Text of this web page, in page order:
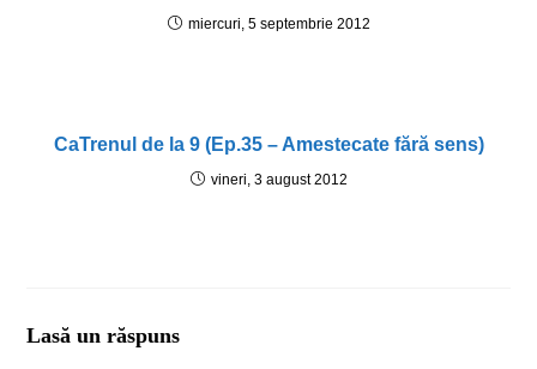
miercuri, 5 septembrie 2012
CaTrenul de la 9 (Ep.35 – Amestecate fără sens)
vineri, 3 august 2012
Lasă un răspuns